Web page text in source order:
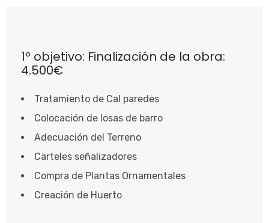
1º objetivo: Finalización de la obra:
4.500€
Tratamiento de Cal paredes
Colocación de losas de barro
Adecuación del Terreno
Carteles señalizadores
Compra de Plantas Ornamentales
Creación de Huerto